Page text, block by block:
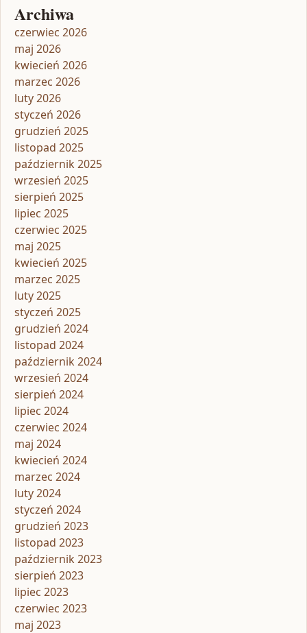
Archiwa
czerwiec 2026
maj 2026
kwiecień 2026
marzec 2026
luty 2026
styczeń 2026
grudzień 2025
listopad 2025
październik 2025
wrzesień 2025
sierpień 2025
lipiec 2025
czerwiec 2025
maj 2025
kwiecień 2025
marzec 2025
luty 2025
styczeń 2025
grudzień 2024
listopad 2024
październik 2024
wrzesień 2024
sierpień 2024
lipiec 2024
czerwiec 2024
maj 2024
kwiecień 2024
marzec 2024
luty 2024
styczeń 2024
grudzień 2023
listopad 2023
październik 2023
sierpień 2023
lipiec 2023
czerwiec 2023
maj 2023